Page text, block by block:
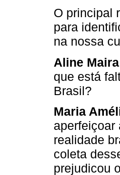
O principal
para
na nossa
Aline
que está
Brasil?
Maria
aperfeiçoar
realidade
coleta
prejudicou